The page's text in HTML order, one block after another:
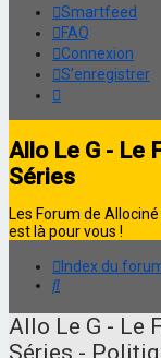
Smartfeed
FAQ
Connexion
S’enregistrer
Allo Le G - Le
Séries
Les Forum de
est là pour vous !
Index du
Rechercher
Allo Le G - Le